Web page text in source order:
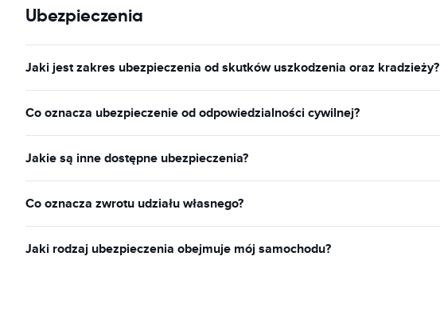
Ubezpieczenia
Jaki jest zakres ubezpieczenia od skutków uszkodzenia oraz kradzieży?
Co oznacza ubezpieczenie od odpowiedzialności cywilnej?
Jakie są inne dostępne ubezpieczenia?
Co oznacza zwrotu udziału własnego?
Jaki rodzaj ubezpieczenia obejmuje mój samochodu?